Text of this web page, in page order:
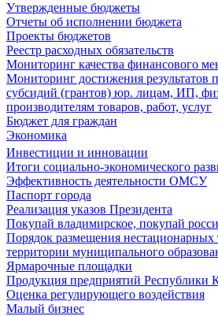
Утвержденные бюджеты
Отчеты об исполнении бюджета
Проекты бюджетов
Реестр расходных обязательств
Мониторинг качества финансового
Мониторинг достижения результатов
субсидий (грантов) юр. лицам, ИП,
производителям товаров, работ, услуг
Бюджет для граждан
Экономика
Инвестиции и инновации
Итоги социально-экономического
Эффективность деятельности ОМСУ
Паспорт города
Реализация указов Президента
Покупай владимирское, покупай
Порядок размещения нестационарных
территории муниципального
Ярмарочные площадки
Продукция предприятий Республики
Оценка регулирующего воздействия
Малый бизнес